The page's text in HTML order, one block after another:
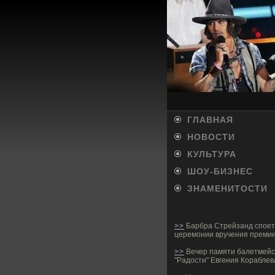
ГЛАВНАЯ
НОВОСТИ
КУЛЬТУРА
ШОУ-БИ­ЗНЕС
ЗНАМЕНИТОСТИ
>> Барбра Стрейзанд
церемонии вручения
>> Вечер памяти
"Радости" Евгения